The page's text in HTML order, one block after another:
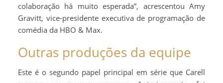
colaboração há muito esperada”, acrescentou Amy
Gravitt, vice-presidente executiva de programação de
comédia da HBO & Max.
Outras produções da equipe
Este é o segundo papel principal em série que Carell